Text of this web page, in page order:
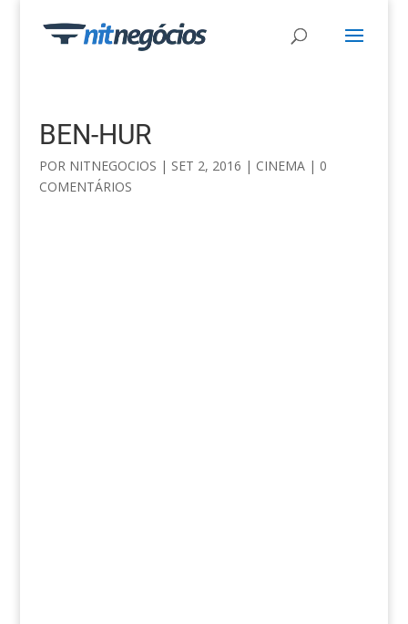
BEN-HUR
POR NITNEGOCIOS | SET 2, 2016 | CINEMA| 0
COMENTÁRIOS